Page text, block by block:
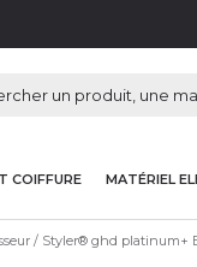
COIFFURE MATÉRIEL
Styler® ghd platinum+